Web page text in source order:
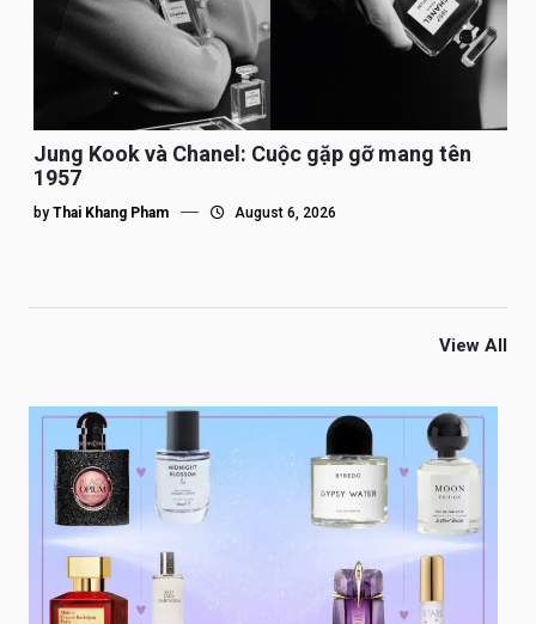
Jung Kook và Chanel: Cuộc gặp gỡ mang tên
1957
by Thai Khang Pham August 6, 2026
View All